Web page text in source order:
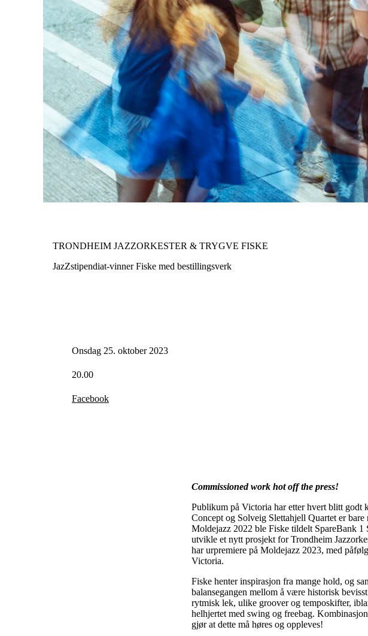
TRONDHEIM JAZZORKESTER & TRYGVE FISKE
JazZstipendiat-vinner Fiske med bestillingsverk
Onsdag 25. oktober 2023
20.00
Facebook
Commissioned work hot off the press!
Publikum på Victoria har etter hvert blitt godt
Concept og Solveig Slettahjell Quartet er bare
Moldejazz 2022 ble Fiske tildelt SpareBank
utvikle et nytt prosjekt for Trondheim
har urpremiere på Moldejazz 2023, med
Victoria.
Fiske henter inspirasjon fra mange hold, og
balansegangen mellom å være historisk
rytmisk lek, ulike groover og temposkifter,
helhjertet med swing og freebag.
gjør at dette må høres og oppleves!